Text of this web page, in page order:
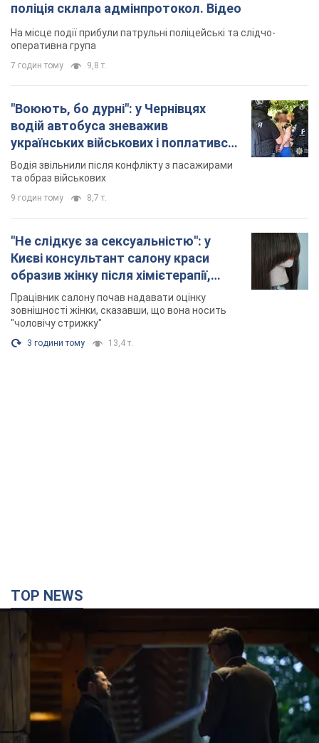
поліція склала адмінпротокол. Відео
На місце події прибули патрульні поліцейські та слідчо-
оперативна група
7 годин тому 9,8 т.
"Воюють, бо дурні": у Чернівцях
водій автобуса зневажив
українських військових і поплатився.
Відео
Водія звільнили після конфлікту з пасажирами
та образ військових
9 годин тому 8,7 т.
"Не слідкує за сексуальністю": у
Києві консультант салону краси
образив жінку після хімієтерапії,
розгорівся скандал. Фото
Працівник салону почав надавати оцінку
зовнішності жінки, сказавши, що вона носить
"чоловічу стрижку"
3 години тому 13,4 т.
TOP NEWS